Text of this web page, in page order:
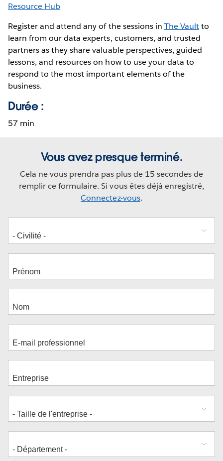
Resource Hub
Register and attend any of the sessions in The Vaultto
learn from our data experts, customers, and trusted
partners as they share valuable perspectives, guided
lessons, and resources on how to use your data to
respond to the most important elements of the
business.
Durée :
57 min
Vous avez presque terminé.
Cela ne vous prendra pas plus de 15 secondes de
remplir ce formulaire. Si vous êtes déjà enregistré,
Connectez-vous.